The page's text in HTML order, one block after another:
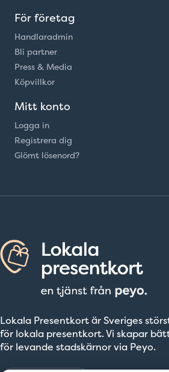
Lokala Presentkort är Sveriges
för lokala presentkort. Vi skapar
för levande stadskärnor via Peyo.
För företag
Handlaradmin
Bli partner
Press & Media
Köpvillkor
Mitt konto
Logga in
Registrera dig
Glömt lösenord?